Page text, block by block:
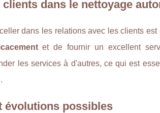
dans le nettoyage
dans les relations avec les clients
et de fournir un excellent
les services à d'autres, ce qui est
évolutions possibles